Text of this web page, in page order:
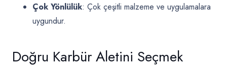
Çok Yönlülük: Çok çeşitli malzeme ve uygulamalara
uygundur.
Doğru Karbür Aletini Seçmek